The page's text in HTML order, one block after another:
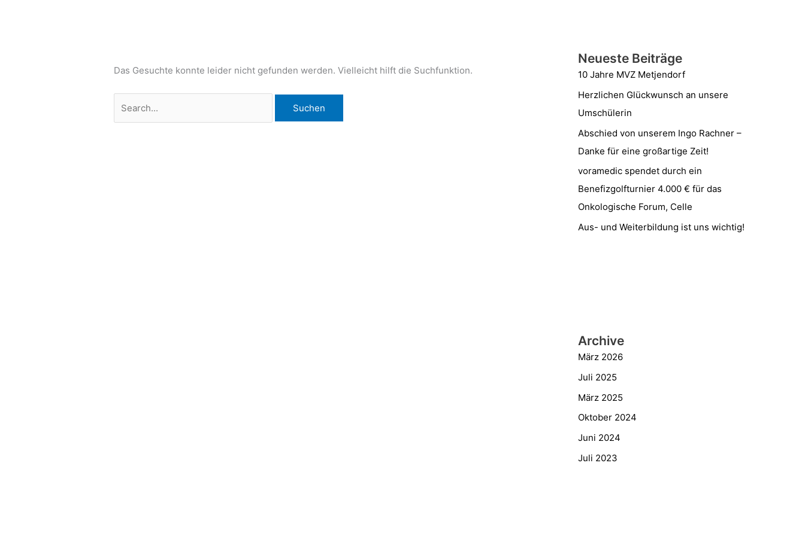
Das Gesuchte konnte leider nicht gefunden werden. Vielleicht hilft die Suchfunktion.
Neueste Beiträge
10 Jahre MVZ Metjendorf
Herzlichen Glückwunsch an unsere
Umschülerin
Abschied von unserem Ingo Rachner –
Danke für eine großartige Zeit!
voramedic spendet durch ein
Benefizgolfturnier 4.000 € für das
Onkologische Forum, Celle
Aus- und Weiterbildung ist uns wichtig!
Archive
März 2026
Juli 2025
März 2025
Oktober 2024
Juni 2024
Juli 2023